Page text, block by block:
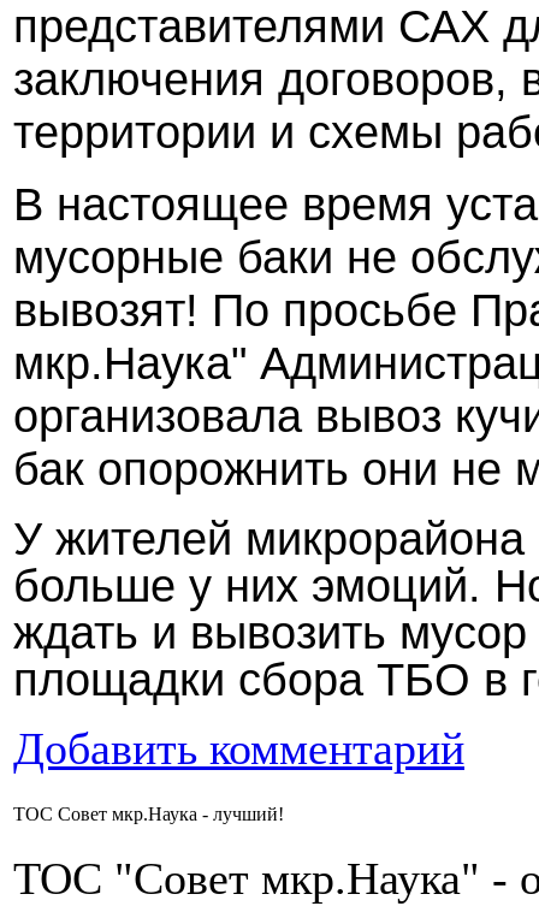
представителями САХ
заключения договоров,
территории и схемы
В настоящее время
мусорные баки не
вывозят! По просьбе
мкр.Наука"
организовала вывоз
бак опорожнить они не
У жителей
больше у них эмоций.
ждать и вывозить
площадки сбора ТБО в
Добавить комментарий
ТОС Совет мкр.Наука - лучший!
ТОС "Совет мкр.Наука" -